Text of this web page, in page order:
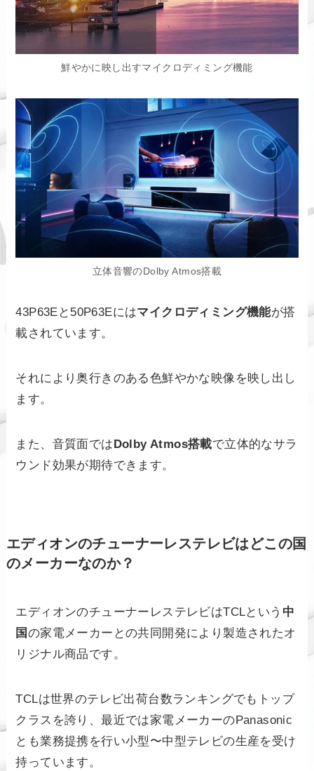
鮮やかに映し出すマイクロディミング機能
立体音響のDolby Atmos搭載
43P63Eと50P63Eにはマイクロディミング機能が搭
載されています。
それにより奥行きのある色鮮やかな映像を映し出し
ます。
また、音質面では Dolby Atmos搭載で立体的なサラ
ウンド効果が期待できます。
エディオンのチューナーレステレビはどこの国
のメーカーなのか？
エディオンのチューナーレステレビはTCLという 中
国 の家電メーカーとの共同開発により製造されたオ
リジナル商品です。
TCLは世界のテレビ出荷台数ランキングでもトップ
クラスを誇り、最近では家電メーカーのPanasonic
とも業務提携を行い小型〜中型テレビの生産を受け
持っています。